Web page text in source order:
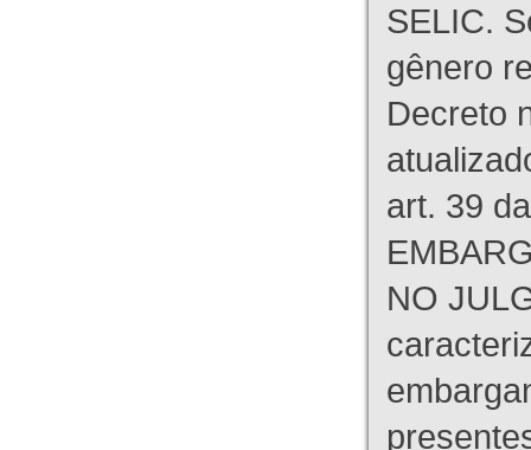
SELIC.
gênero
Decreto
art. 39
NO